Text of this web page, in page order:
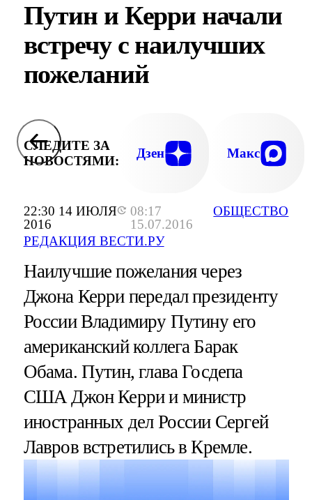
22:30 14 ИЮЛЯ
2016
08:17
15.07.2016
РЕДАКЦИЯ ВЕСТИ.РУ
ОБЩЕСТВО
Путин и Керри начали
встречу с наилучших
пожеланий
СЛЕДИТЕ ЗА
НОВОСТЯМИ:
Дзен Макс
Наилучшие пожелания через
Джона Керри передал президенту
России Владимиру Путину его
американский коллега Барак
Обама. Путин, глава Госдепа
США Джон Керри и министр
иностранных дел России Сергей
Лавров встретились в Кремле.